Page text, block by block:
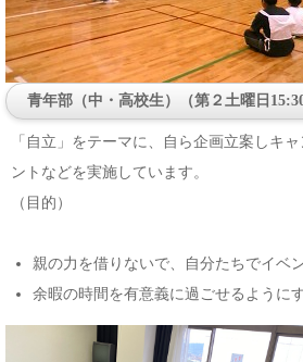
青年部（中・高校生）（第２土曜日
「自立」をテーマに、自ら企画立案しキ
ントなどを実施しています。
（目的）
親の力を借りないで、自分たちでイベ
余暇の時間を有意義に過ごせるようにす